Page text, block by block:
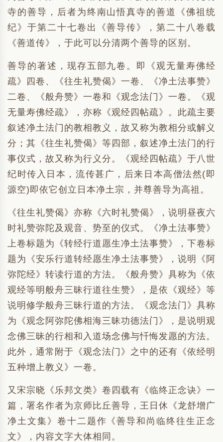
寺的善导，后者为终南山悟真寺的善道《佛祖统
纪》于第二十七卷出《善导传》，第二十八卷载
《善道传》，于此可以分清两个善导的区别。
善导的著述，现存五部九卷。即《观无量寿佛经
疏》四卷、《往生礼赞偈》一卷、《净土法事赞》
二卷、《般舟赞》一卷和《观念法门》一卷。《观
无量寿佛经疏》，亦称《观经四帖疏》。此疏主要
叙述净土法门的教相教义，故又称为教相分或解义
分；其《往生礼赞偈》等四部，叙述净土法门的行
事仪式，故又称为行义分。《观经四帖疏》于八世
纪时传入日本，流传甚广，后来日本高僧法然(即
源空)即依它创立日本净土宗，并尊善导为高祖。
《往生礼赞偈》亦称《六时礼赞偈》，说明昼夜六
时礼赞弥陀及观音、势至的仪式。《净土法事赞》
上卷标题为《转经行道愿生净土法事赞》，下卷标
题为《安乐行道转经愿生净土法事赞》，说明《阿
弥陀经》转读行道的方法。《般舟赞》具称为《依
观经等明般舟三昧行道往生赞》，是依《观经》等
说明修学般舟三昧行道的方法。《观念法门》具称
为《观念阿弥陀佛相海三昧功德法门》，是说明观
念佛三昧的行相和入道场念佛与忏悔发愿的方法。
此外，通常附于《观念法门》之中的还有《依经明
五种增上教义》一卷。
又宋宗晓《乐邦文类》卷四载有《临终正念诀》一
篇，署名作者为京师比丘善导，王日休《龙舒增广
净土文集》卷十二题作《善导和尚临终往生正念
文》，内容文字大体相同。